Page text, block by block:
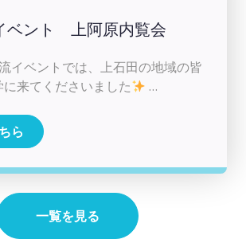
ベント 上阿原内覧会
イベントでは、上石田の地域の皆
来てくださいました
…
ら
一覧を見る